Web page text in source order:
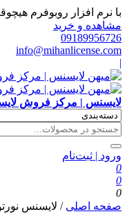
با نرم افزار روبوفرم
مشاهده و خرید
09189956726
info@mihanlicense.com
|
لایسنس | مرکز فروش
ورود | ثبت‌نام
0
0
0
صفحه اصلی / لایسنس